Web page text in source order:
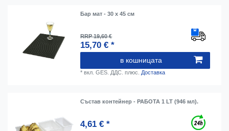
Бар мат - 30 x 45 см
RRP 19,60 €
15,70 € *
в кошницата
*вкл. GES. ДДС. плюс. Доставка
Състав контейнер - РАБОТА 1 LT (946 мл).
4,61 € *